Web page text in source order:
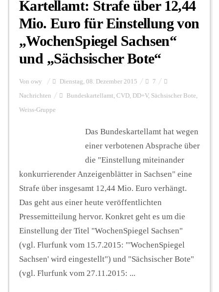
Kartellamt: Strafe über 12,44
Mio. Euro für Einstellung von
„WochenSpiegel Sachsen“
und „Sächsischer Bote“
Von owy Dienstag, 08. Dezember 2015 7
Nachrichten Bundeskartellamt, CVD, DD+V, Sächsischer Bote,
Weiss-Gruppe
Das Bundeskartellamt hat wegen
einer verbotenen Absprache über
die "Einstellung miteinander
konkurrierender Anzeigenblätter in Sachsen" eine
Strafe über insgesamt 12,44 Mio. Euro verhängt.
Das geht aus einer heute veröffentlichten
Pressemitteilung hervor. Konkret geht es um die
Einstellung der Titel "WochenSpiegel Sachsen"
(vgl. Flurfunk vom 15.7.2015: "'WochenSpiegel
Sachsen' wird eingestellt") und "Sächsischer Bote"
(vgl. Flurfunk vom 27.11.2015: ...